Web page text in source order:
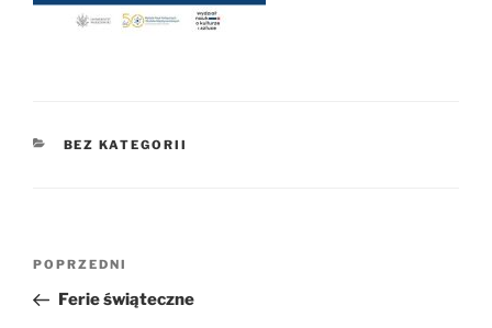
KATEGORIE
BEZ KATEGORII
Nawigacja
Poprzedni
wpis
POPRZEDNI
Ferie świąteczne